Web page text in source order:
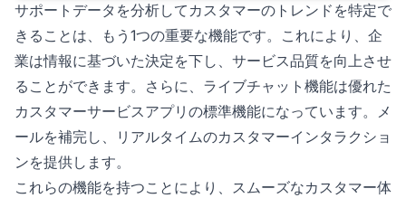
サポートデータを分析してカスタマーのトレンドを特定で
きることは、もう1つの重要な機能です。これにより、企
業は情報に基づいた決定を下し、サービス品質を向上させ
ることができます。さらに、ライブチャット機能は優れた
カスタマーサービスアプリの標準機能になっています。メ
ールを補完し、リアルタイムのカスタマーインタラクショ
ンを提供します。
これらの機能を持つことにより、スムーズなカスタマー体